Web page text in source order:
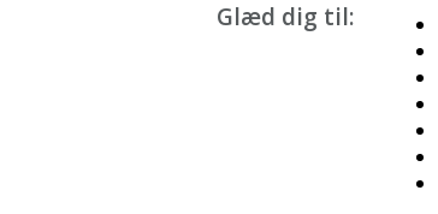
Glæd dig til: